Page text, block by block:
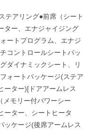
テアリング●前席（シート
ター、エナジャイジング
ートプログラム、エナジ
コントロールシートバッ
ダイナミックシート、リ
ォートパッケージ(ステア
ーター)[ドアアームレス
メモリー付パワーシー
ーター、シートヒータ
ッケージ(後席アームレス